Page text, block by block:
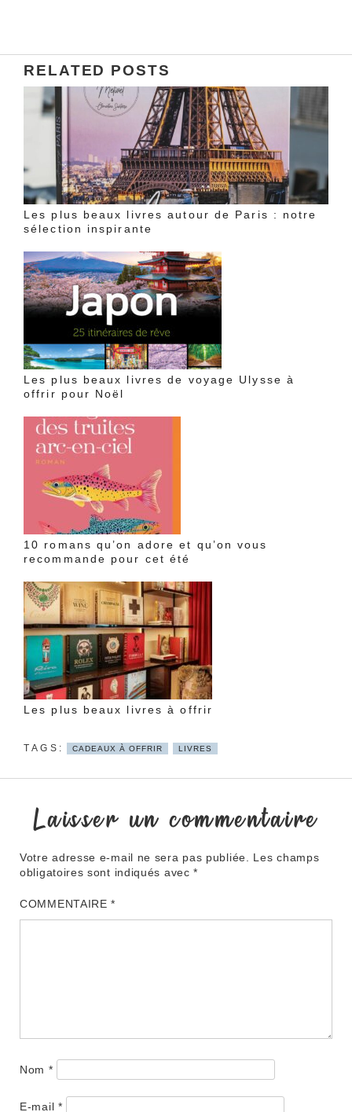
RELATED POSTS
Les plus beaux livres autour de Paris : notre
sélection inspirante
Les plus beaux livres de voyage Ulysse à
offrir pour Noël
10 romans qu’on adore et qu’on vous
recommande pour cet été
Les plus beaux livres à offrir
CADEAUX À OFFRIR LIVRES
Laisser un commentaire
Votre adresse e-mail ne sera pas publiée.
Les champs
obligatoires sont indiqués avec*
COMMENTAIRE*
Nom *
E-mail *